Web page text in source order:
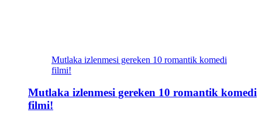
Mutlaka izlenmesi gereken 10 romantik komedi
filmi!
Mutlaka izlenmesi gereken 10 romantik komedi
filmi!